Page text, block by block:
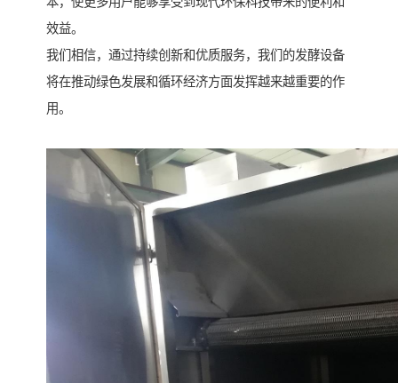
效益。
我们相信，通过持续创新和优质服务，我们的发酵设备
将在推动绿色发展和循环经济方面发挥越来越重要的作
用。